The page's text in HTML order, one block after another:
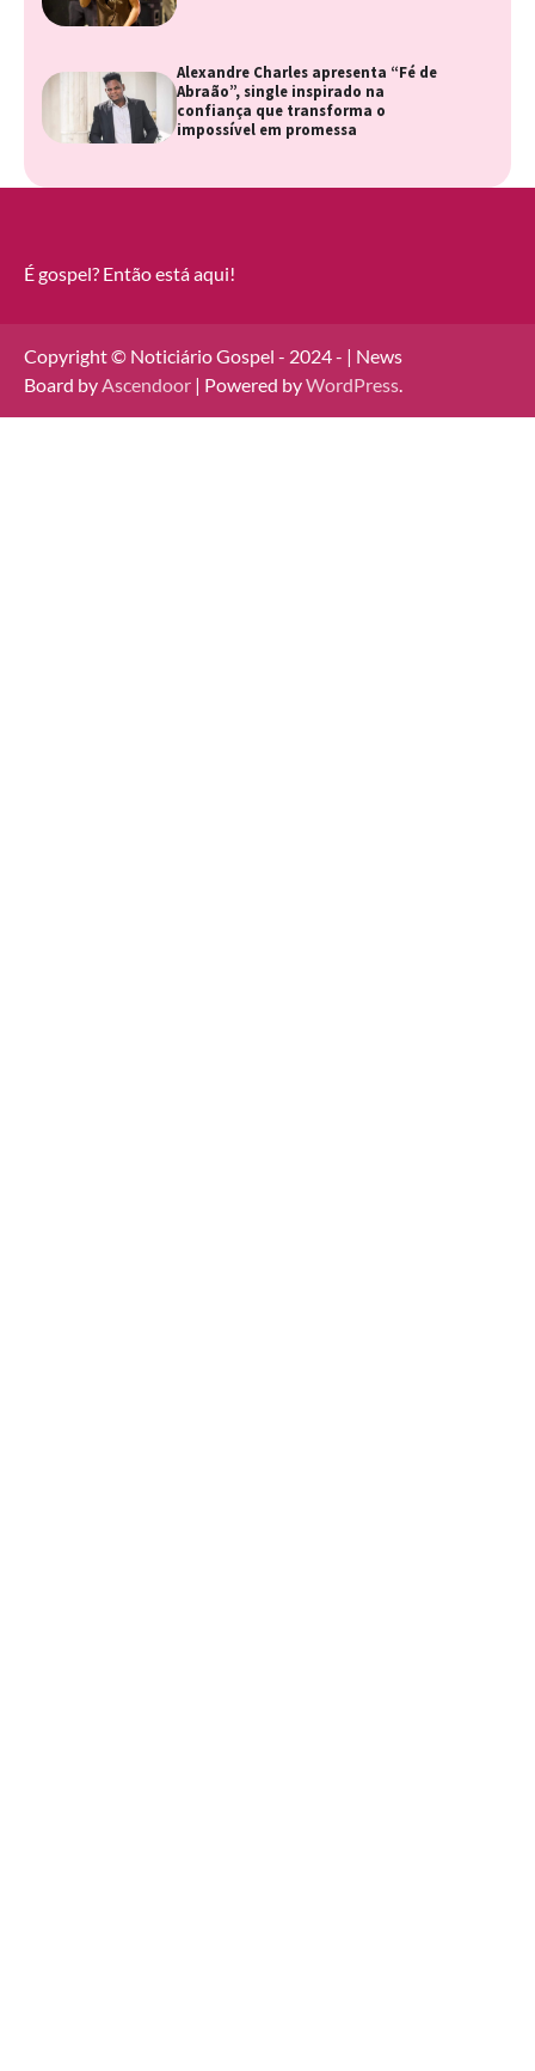
Alexandre Charles apresenta “Fé de
Abraão”, single inspirado na
confiança que transforma o
impossível em promessa
É gospel? Então está aqui!
Copyright © Noticiário Gospel - 2024 - | News
Board byAscendoor | Powered byWordPress.